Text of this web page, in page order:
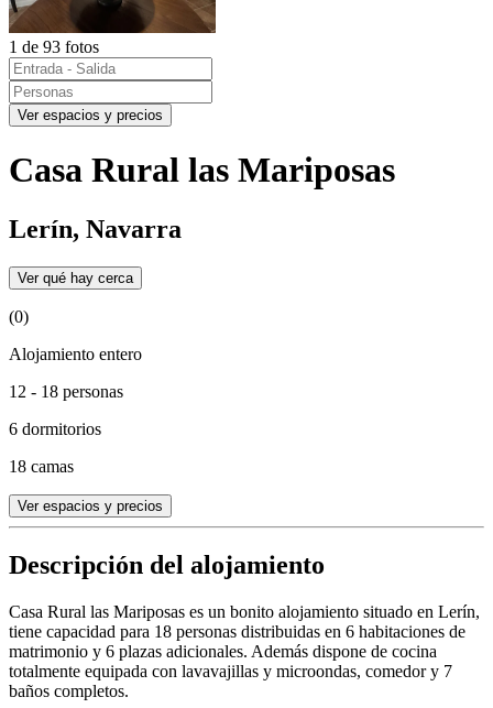
1 de 93 fotos
Ver espacios y precios
Casa Rural las Mariposas
Lerín, Navarra
Ver qué hay cerca
(0)
Alojamiento entero
12 - 18 personas
6 dormitorios
18 camas
Ver espacios y precios
Descripción del alojamiento
Casa Rural las Mariposas es un bonito alojamiento situado en Lerín,
tiene capacidad para 18 personas distribuidas en 6 habitaciones de
matrimonio y 6 plazas adicionales. Además dispone de cocina
totalmente equipada con lavavajillas y microondas, comedor y 7
baños completos.